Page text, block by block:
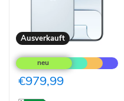
Ausverkauft
Apple
iPhone
Air
512GB
Himmelblau
€979,99